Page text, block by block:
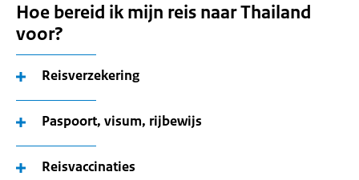
Hoe bereid ik mijn reis naar Thailand
voor?
Reisverzekering
Paspoort, visum, rijbewijs
Reisvaccinaties